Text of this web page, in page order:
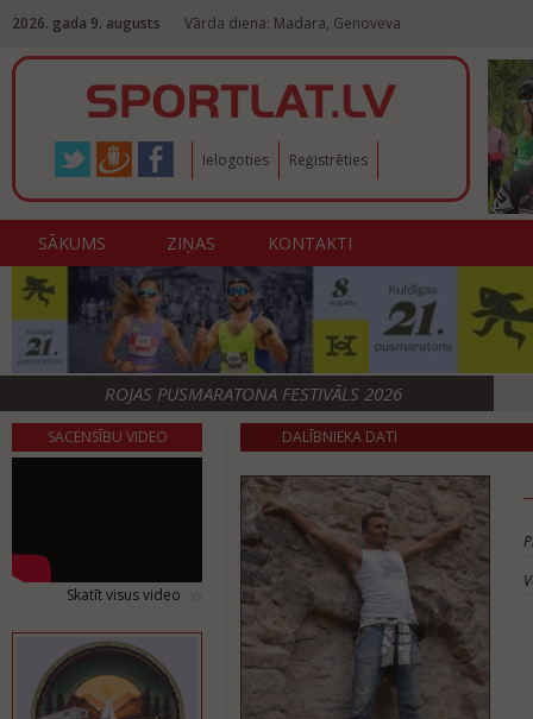
2026. gada 9. augusts Vārda diena: Madara, Genoveva
Ielogoties Reģistrēties
SĀKUMS ZIŅAS KONTAKTI
ROJAS PUSMARATONA FESTIVĀLS 2026
SACENSĪBU VIDEO
Skatīt visus video
DALĪBNIEKA DATI